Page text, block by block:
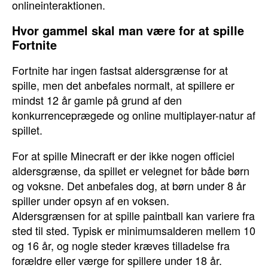
onlineinteraktionen.
Hvor gammel skal man være for at spille
Fortnite
Fortnite har ingen fastsat aldersgrænse for at
spille, men det anbefales normalt, at spillere er
mindst 12 år gamle på grund af den
konkurrenceprægede og online multiplayer-natur af
spillet.
For at spille Minecraft er der ikke nogen officiel
aldersgrænse, da spillet er velegnet for både børn
og voksne. Det anbefales dog, at børn under 8 år
spiller under opsyn af en voksen.
Aldersgrænsen for at spille paintball kan variere fra
sted til sted. Typisk er minimumsalderen mellem 10
og 16 år, og nogle steder kræves tilladelse fra
forældre eller værge for spillere under 18 år.